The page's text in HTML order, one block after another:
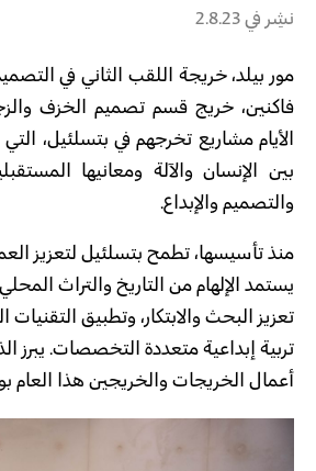
نشِر في2.8.23
مور بيلد، خريجة اللقب الثاني في
فاكنين، خريج قسم تصميم الخزف
الأيام مشاريع تخرجهم في بتسلئيل، التي
بين الإنسان والآلة ومعانيها
والتصميم والإبداع.
منذ تأسيسها، تطمح بتسلئيل لتعزيز
يستمد الإلهام من التاريخ والتراث
تعزيز البحث والابتكار، وتطبيق
تربية إبداعية متعددة التخصصات. يبرز
أعمال الخريجات والخريجين هذا العام